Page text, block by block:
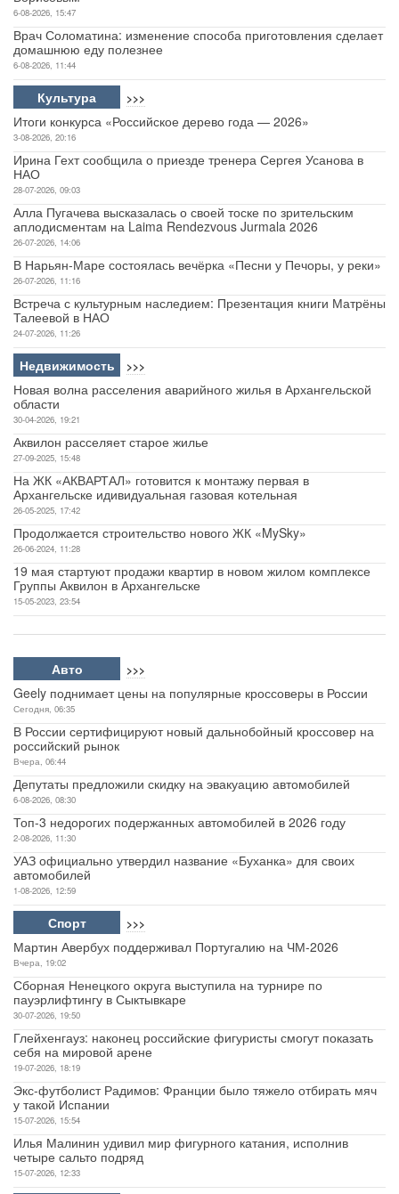
6-08-2026, 15:47
Врач Соломатина: изменение способа приготовления сделает
домашнюю еду полезнее
6-08-2026, 11:44
Культура >>>
Итоги конкурса «Российское дерево года — 2026»
3-08-2026, 20:16
Ирина Гехт сообщила о приезде тренера Сергея Усанова в
НАО
28-07-2026, 09:03
Алла Пугачева высказалась о своей тоске по зрительским
аплодисментам на Laima Rendezvous Jurmala 2026
26-07-2026, 14:06
В Нарьян-Маре состоялась вечёрка «Песни у Печоры, у реки»
26-07-2026, 11:16
Встреча с культурным наследием: Презентация книги Матрёны
Талеевой в НАО
24-07-2026, 11:26
Недвижимость >>>
Новая волна расселения аварийного жилья в Архангельской
области
30-04-2026, 19:21
Аквилон расселяет старое жилье
27-09-2025, 15:48
На ЖК «АКВАРТАЛ» готовится к монтажу первая в
Архангельске идивидуальная газовая котельная
26-05-2025, 17:42
Продолжается строительство нового ЖК «MySky»
26-06-2024, 11:28
19 мая стартуют продажи квартир в новом жилом комплексе
Группы Аквилон в Архангельске
15-05-2023, 23:54
Авто >>>
Geely поднимает цены на популярные кроссоверы в России
Сегодня, 06:35
В России сертифицируют новый дальнобойный кроссовер на
российский рынок
Вчера, 06:44
Депутаты предложили скидку на эвакуацию автомобилей
6-08-2026, 08:30
Топ-3 недорогих подержанных автомобилей в 2026 году
2-08-2026, 11:30
УАЗ официально утвердил название «Буханка» для своих
автомобилей
1-08-2026, 12:59
Спорт >>>
Мартин Авербух поддерживал Португалию на ЧМ-2026
Вчера, 19:02
Сборная Ненецкого округа выступила на турнире по
пауэрлифтингу в Сыктывкаре
30-07-2026, 19:50
Глейхенгауз: наконец российские фигуристы смогут показать
себя на мировой арене
19-07-2026, 18:19
Экс-футболист Радимов: Франции было тяжело отбирать мяч
у такой Испании
15-07-2026, 15:54
Илья Малинин удивил мир фигурного катания, исполнив
четыре сальто подряд
15-07-2026, 12:33